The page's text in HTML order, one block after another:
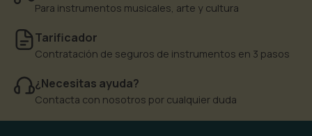
Para instrumentos musicales, arte y cultura
Tarificador
Contratación de seguros de instrumentos en 3 pasos
¿Necesitas ayuda?
Contacta con nosotros por cualquier duda